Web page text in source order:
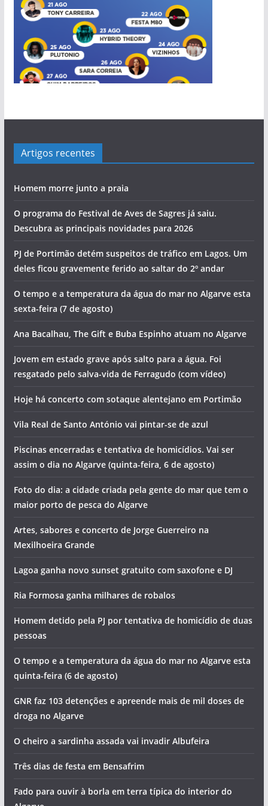
Artigos recentes
Homem morre junto a praia
O programa do Festival de Aves de Sagres já saiu.
Descubra as principais novidades para 2026
PJ de Portimão detém suspeitos de tráfico em Lagos. Um
deles ficou gravemente ferido ao saltar do 2º andar
O tempo e a temperatura da água do mar no Algarve esta
sexta-feira (7 de agosto)
Ana Bacalhau, The Gift e Buba Espinho atuam no Algarve
Jovem em estado grave após salto para a água. Foi
resgatado pelo salva-vida de Ferragudo (com vídeo)
Hoje há concerto com sotaque alentejano em Portimão
Vila Real de Santo António vai pintar-se de azul
Piscinas encerradas e tentativa de homicídios. Vai ser
assim o dia no Algarve (quinta-feira, 6 de agosto)
Foto do dia: a cidade criada pela gente do mar que tem o
maior porto de pesca do Algarve
Artes, sabores e concerto de Jorge Guerreiro na
Mexilhoeira Grande
Lagoa ganha novo sunset gratuito com saxofone e DJ
Ria Formosa ganha milhares de robalos
Homem detido pela PJ por tentativa de homicídio de duas
pessoas
O tempo e a temperatura da água do mar no Algarve esta
quinta-feira (6 de agosto)
GNR faz 103 detenções e apreende mais de mil doses de
droga no Algarve
O cheiro a sardinha assada vai invadir Albufeira
Três dias de festa em Bensafrim
Fado para ouvir à borla em terra típica do interior do